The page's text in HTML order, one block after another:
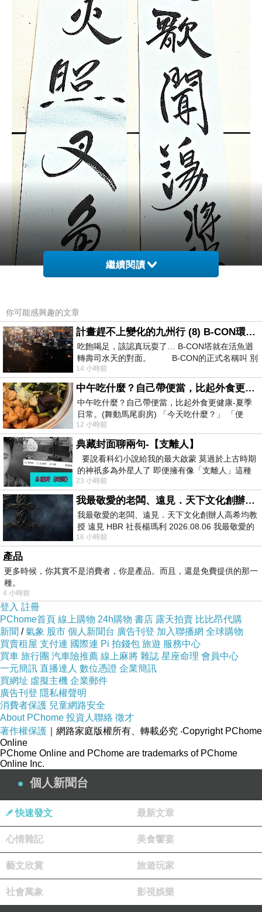
繼續閱讀
你可能感興趣的文章
計畫趕不上變化的九州行 (8) B-CON環球塔
吃飽喝足，該認真玩耍了… B-CON塔就在活魚迴
轉壽司水天的對面。 B-CON的正式名稱叫 別
14 小時前
中午吃什麼？自己帶便當，比起外食更健康-夏季日常。(舞動馬尾廚房)
中午吃什麼？自己帶便當，比起外食更健康-夏季
日常。(舞動馬尾廚房) 「今天吃什麼？」 「便
當？麵？還是炒飯？」 每天都在選擇
12 小時前
典藏封面聊兩句-【支離人】
要說看科幻小說給我的最大啟蒙 莫過於上古時期
的神祇多為外星人了 即便擁有像「支離人」這種
驚世駭俗的神通法門 也未必讀
23 小時前
我最敬愛的老闆、遠見．天下文化創辦人高希均教授
我最敬愛的老闆、遠見．天下文化創辦人高希均教
授 遠見 HBR 社長楊瑪利 2026.08.06 我最敬愛的
老闆、遠見．天下文化創辦人高希均教
16 小時前
產品
更多時候，你其實不是消費者，你是產品。而且，還是免費提供的那一
種。
4 小時前
登入 註冊
PChome首頁 線上購物 24h購物 書店 露天拍賣 比比昂代購
新聞 /氣象 股市 個人新聞台 廣告刊登 加入聯播網 全球購物
買賣租屋 支付連 國際連 Pi 拍錢包 旅遊 服務中心
買車 旅行團 汽車險推薦 線上麻將 雜誌 星座命理 會員中心
一元簡訊 直播達人 數位憑證 企業簡訊
買網址 虛擬主機 企業郵件
廣告刊登 隱私權聲明
消費者保護 兒童網路安全
About PChome 投資人聯絡 徵才
著作權保護 ｜網路家庭版權所有、轉載必究 ‧Copyright PChome
Online
PChome Online and PChome are trademarks of PChome
Online Inc.
個人新聞台
快速發文 最新文章
心情雜記 美食饗宴
藝文欣賞 旅遊玩家
社會萬象 影視娛樂